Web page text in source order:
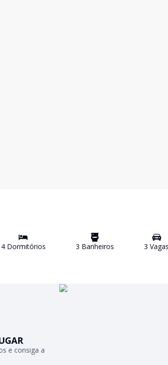
4Dormitórios 3 Banheiros 3 Vagas
e consiga a